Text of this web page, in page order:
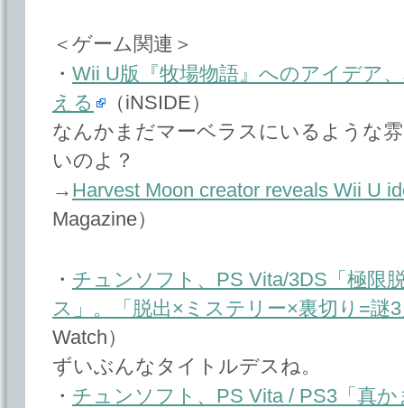
＜ゲーム関連＞
・ Wii U版『牧場物語』へのアイデア
える
（iNSIDE）
なんかまだマーベラスにいるような
いのよ？
→ Harvest Moon creator reveals Wii U
Magazine）
・ チュンソフト、PS Vita/3DS「極限
ス」。「脱出×ミステリー×裏切り=謎
Watch）
ずいぶんなタイトルデスね。
・ チュンソフト、PS Vita / PS3「真